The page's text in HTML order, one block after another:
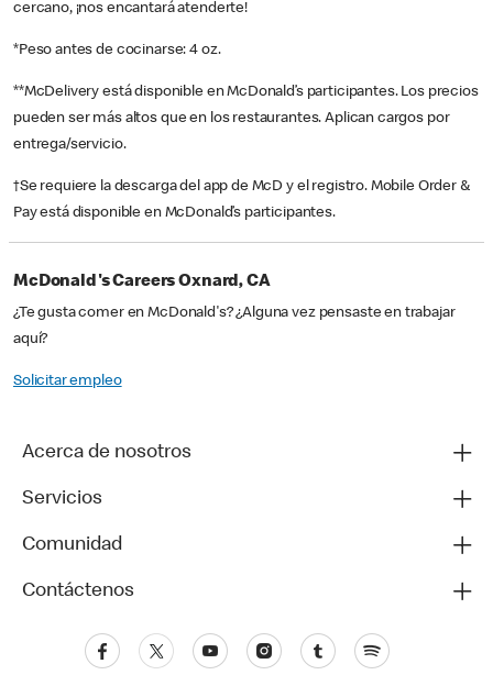
cercano, ¡nos encantará atenderte!
*Peso antes de cocinarse: 4 oz.
**McDelivery está disponible en McDonald’s participantes. Los precios
pueden ser más altos que en los restaurantes. Aplican cargos por
entrega/servicio.
†Se requiere la descarga del app de McD y el registro. Mobile Order &
Pay está disponible en McDonald’s participantes.
McDonald's Careers Oxnard, CA
¿Te gusta comer en McDonald's? ¿Alguna vez pensaste en trabajar
aquí?
Solicitar empleo
Acerca de nosotros
Servicios
Comunidad
Contáctenos